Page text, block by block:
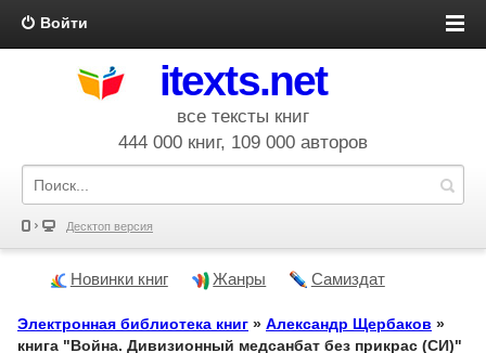
Войти
itexts.net
все тексты книг
444 000 книг, 109 000 авторов
Десктоп версия
Новинки книг Жанры Самиздат
Электронная библиотека книг » Александр Щербаков »
книга "Война. Дивизионный медсанбат без прикрас (СИ)"